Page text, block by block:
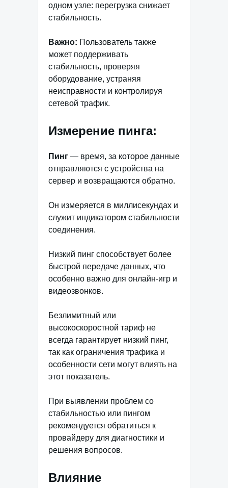
одном узле: перегрузка снижает
стабильность.
Важно: Пользователь также
может поддерживать
стабильность, проверяя
оборудование, устраняя
неисправности и контролируя
сетевой трафик.
Измерение пинга:
Пинг — время, за которое данные
отправляются с устройства на
сервер и возвращаются обратно.
Он измеряется в миллисекундах и
служит индикатором стабильности
соединения.
Низкий пинг способствует более
быстрой передаче данных, что
особенно важно для онлайн-игр и
видеозвонков.
Безлимитный или
высокоскоростной тариф не
всегда гарантирует низкий пинг,
так как ограничения трафика и
особенности сети могут влиять на
этот показатель.
При выявлении проблем со
стабильностью или пингом
рекомендуется обратиться к
провайдеру для диагностики и
решения вопросов.
Влияние